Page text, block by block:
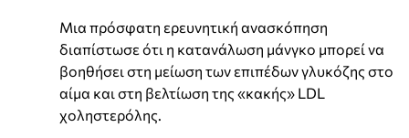
Μια πρόσφατη ερευνητική ανασκόπηση
διαπίστωσε ότι η κατανάλωση μάνγκο μπορεί να
βοηθήσει στη μείωση των επιπέδων γλυκόζης στο
αίμα και στη βελτίωση της «κακής» LDL
χοληστερόλης.